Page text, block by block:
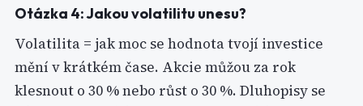
Otázka 4: Jakou volatilitu unesu?
Volatilita = jak moc se hodnota tvojí investice
mění v krátkém čase. Akcie můžou za rok
klesnout o 30 % nebo růst o 30 %. Dluhopisy se